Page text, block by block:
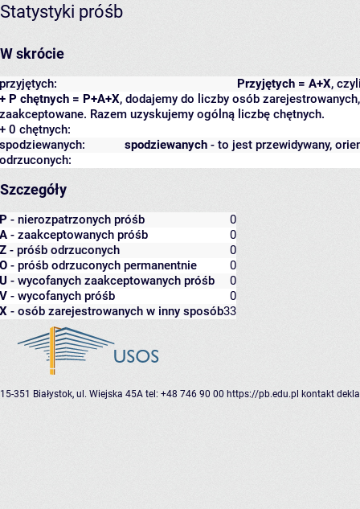
Statystyki próśb
W skrócie
Przyjętych = A+X,
przyjętych:
+ P chętnych = P+A+X, dodajemy do liczby osób
zaakceptowane. Razem uzyskujemy ogólną liczbę chętnych.
+ 0 chętnych:
spodziewanych - to jest przewidywany,
spodziewanych:
odrzuconych:
Szczegóły
P - nierozpatrzonych próśb
0
A - zaakceptowanych próśb
0
Z - próśb odrzuconych
0
O - próśb odrzuconych permanentnie
0
U - wycofanych zaakceptowanych próśb
0
V - wycofanych próśb
0
X - osób zarejestrowanych w inny sposób33
15-351 Białystok, ul. Wiejska 45A tel: +48 746 90 00 https://pb.edu.pl kontakt